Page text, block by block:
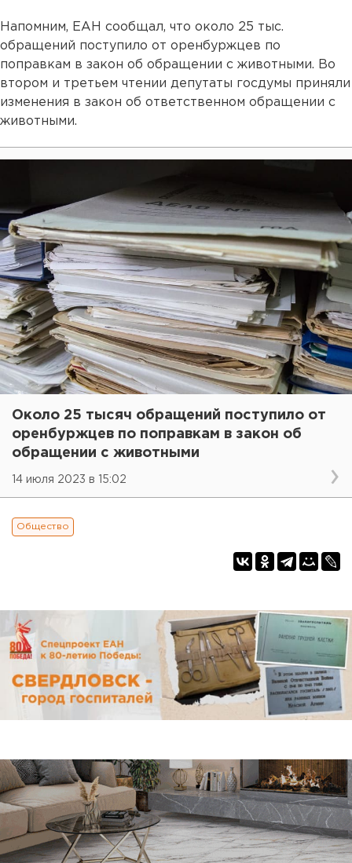
Напомним, ЕАН сообщал, что около 25 тыс.
обращений поступило от оренбуржцев по
поправкам в закон об обращении с животными. Во
втором и третьем чтении депутаты госдумы приняли
изменения в закон об ответственном обращении с
животными.
Около 25 тысяч обращений поступило от
оренбуржцев по поправкам в закон об
обращении с животными
14 июля 2023 в 15:02
Общество